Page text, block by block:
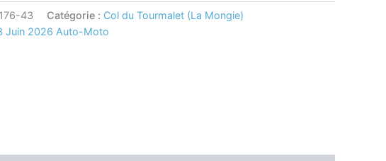
43 Catégorie : Col du Tourmalet (La Mongie)
Juin 2026 Auto-Moto